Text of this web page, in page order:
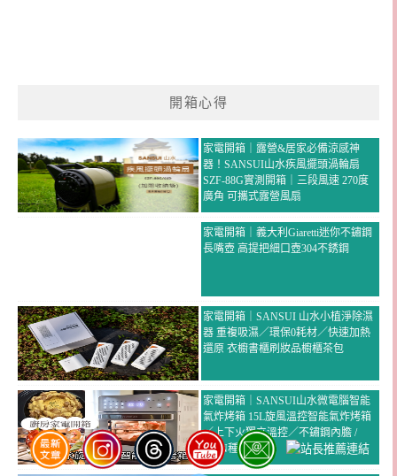
開箱心得
家電開箱｜露營&居家必備涼感神
器！SANSUI山水疾風擺頭渦輪扇
SZF-88G實測開箱｜三段風速 270度
廣角 可攜式露營風扇
家電開箱｜義大利Giaretti迷你不鏽鋼
長嘴壺 高提把細口壺304不銹鋼
家電開箱｜SANSUI 山水小植淨除濕
器 重複吸濕／環保0耗材／快速加熱
還原 衣櫥書櫃刷妝品櫥櫃茶包
家電開箱｜SANSUI山水微電腦智能
氣炸烤箱 15L旋風溫控智能氣炸烤箱
／上下火獨立溫控／不鏽鋼內膽 /
13+N種模式